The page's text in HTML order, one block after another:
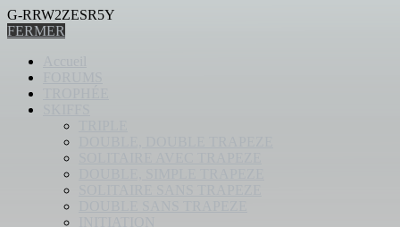
G-RRW2ZESR5Y
FERMER